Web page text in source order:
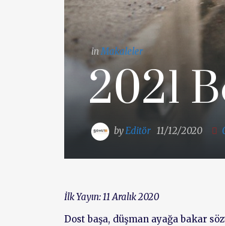
in Makaleler
2021
byEditör 11/12/2020
İlk Yayın: 11 Aralık 2020
Dost başa, düşman ayağa bakar